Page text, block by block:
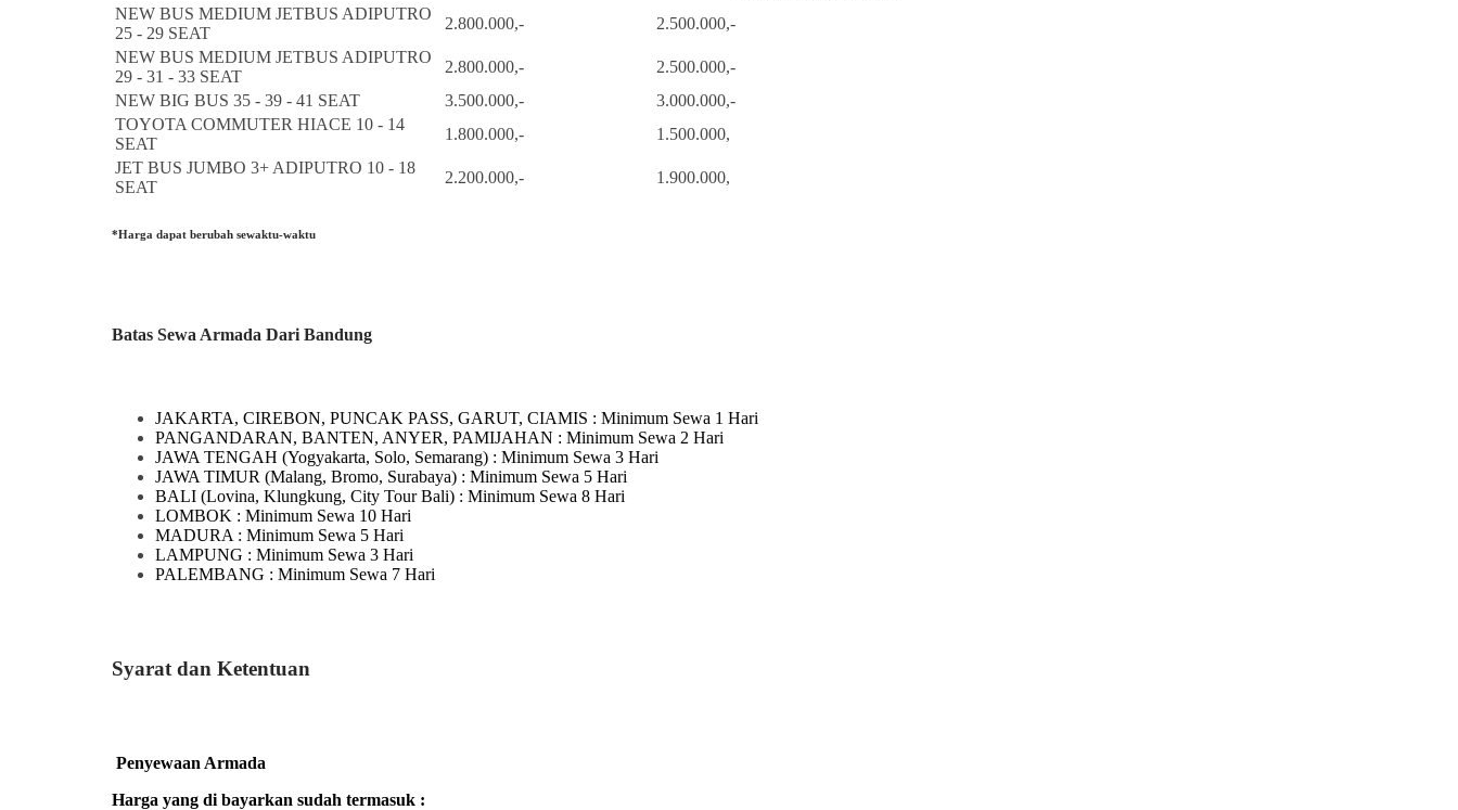
NEW BUS MEDIUM JETBUS ADIPUTRO
25 - 29 SEAT
2.800.000,-
2.500.000,-
NEW BUS MEDIUM JETBUS ADIPUTRO
29 - 31 - 33 SEAT
2.800.000,-
2.500.000,-
NEW BIG BUS 35 - 39 - 41 SEAT
3.500.000,-
3.000.000,-
TOYOTA COMMUTER HIACE 10 - 14
SEAT
1.800.000,-
1.500.000,
JET BUS JUMBO 3+ ADIPUTRO 10 - 18
SEAT
2.200.000,- 1.900.000,
*Harga dapat berubah sewaktu-waktu
Batas Sewa Armada Dari Bandung
JAKARTA, CIREBON, PUNCAK PASS, GARUT, CIAMIS : Minimum Sewa 1 Hari
PANGANDARAN, BANTEN, ANYER, PAMIJAHAN : Minimum Sewa 2 Hari
JAWA TENGAH (Yogyakarta, Solo, Semarang) : Minimum Sewa 3 Hari
JAWA TIMUR (Malang, Bromo, Surabaya) : Minimum Sewa 5 Hari
BALI (Lovina, Klungkung, City Tour Bali) : Minimum Sewa 8 Hari
LOMBOK : Minimum Sewa 10 Hari
MADURA : Minimum Sewa 5 Hari
LAMPUNG : Minimum Sewa 3 Hari
PALEMBANG : Minimum Sewa 7 Hari
Syarat dan Ketentuan
Penyewaan Armada
Harga yang di bayarkan sudah termasuk :